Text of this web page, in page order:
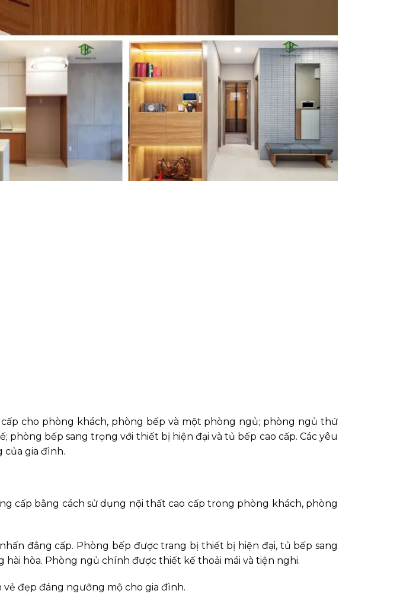
cho phòng khách, phòng bếp và một phòng ngủ; phòng ngủ thứ
bếp sang trọng với thiết bị hiện đại và tủ bếp cao cấp. Các yêu
của gia đình.
cấp bằng cách sử dụng nội thất cao cấp trong phòng khách, phòng
đẳng cấp. Phòng bếp được trang bị thiết bị hiện đại, tủ bếp sang
hòa. Phòng ngủ chính được thiết kế thoải mái và tiện nghi.
đẹp đáng ngưỡng mộ cho gia đình.